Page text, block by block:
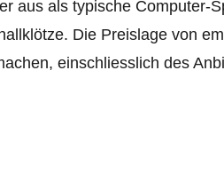
aus als typische Computer-
Die Preislage von
einschliesslich des